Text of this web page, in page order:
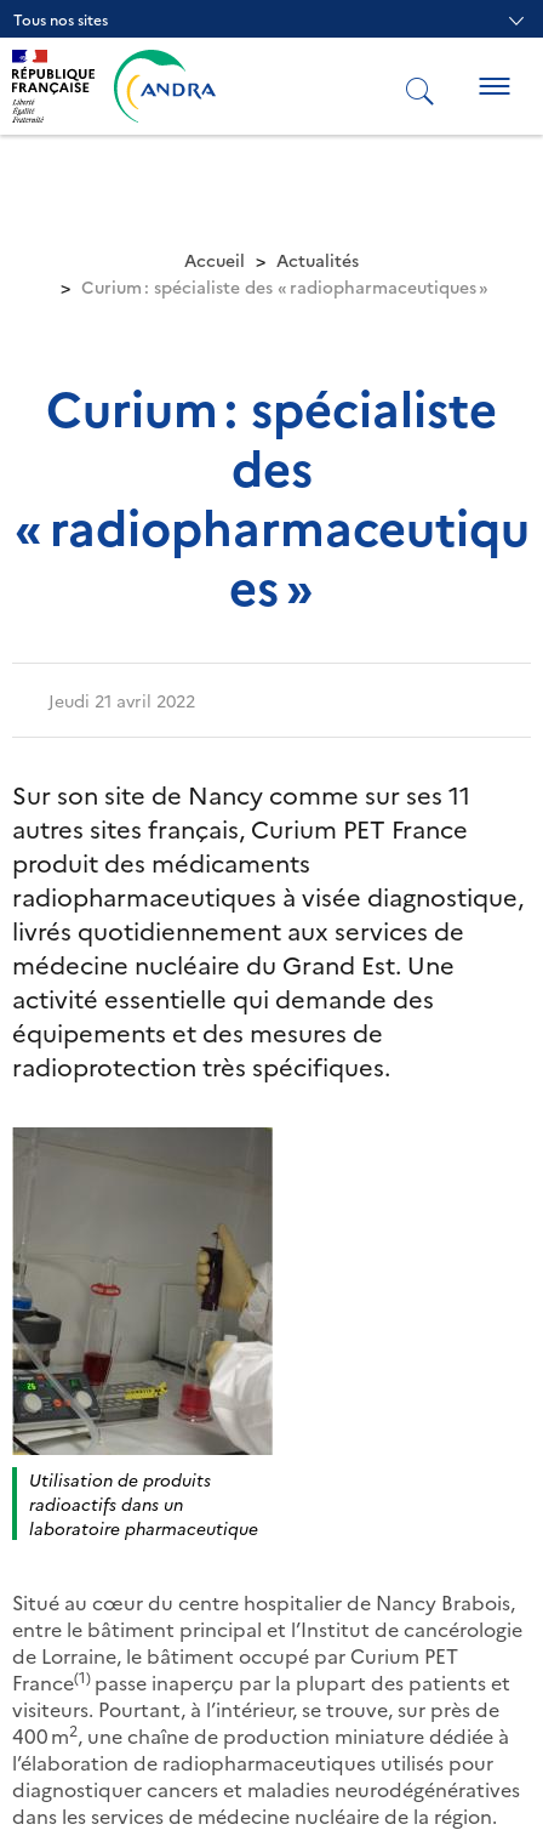
Aller
au
contenu
principal
Tous nos sites
Accueil
Actualités
Curium : spécialiste des « radiopharmaceutiques »
Curium : spécialiste
des
« radiopharmaceutiqu
es »
Jeudi 21 avril 2022
Sur son site de Nancy comme sur ses 11
autres sites français, Curium PET France
produit des médicaments
radiopharmaceutiques à visée diagnostique,
livrés quotidiennement aux services de
médecine nucléaire du Grand Est. Une
activité essentielle qui demande des
équipements et des mesures de
radioprotection très spécifiques.
Utilisation de produits
radioactifs dans un
laboratoire pharmaceutique
Situé au cœur du centre hospitalier de Nancy Brabois,
entre le bâtiment principal et l’Institut de cancérologie
de Lorraine, le bâtiment occupé par Curium PET
France(1) passe inaperçu par la plupart des patients et
visiteurs. Pourtant, à l’intérieur, se trouve, sur près de
400 m2, une chaîne de production miniature dédiée à
l’élaboration de radiopharmaceutiques utilisés pour
diagnostiquer cancers et maladies neurodégénératives
dans les services de médecine nucléaire de la région.